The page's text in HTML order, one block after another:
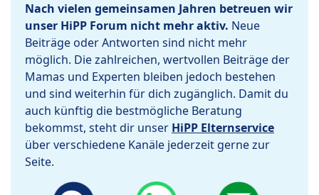
Nach vielen gemeinsamen Jahren betreuen wir
unser HiPP Forum nicht mehr aktiv. Neue
Beiträge oder Antworten sind nicht mehr
möglich. Die zahlreichen, wertvollen Beiträge der
Mamas und Experten bleiben jedoch bestehen
und sind weiterhin für dich zugänglich. Damit du
auch künftig die bestmögliche Beratung
bekommst, steht dir unser HiPP Elternservice
über verschiedene Kanäle jederzeit gerne zur
Seite.